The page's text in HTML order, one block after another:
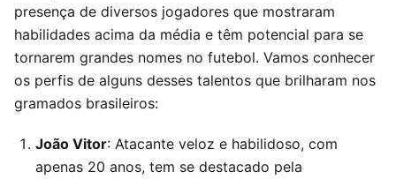
presença de diversos jogadores que mostraram
habilidades acima da média e têm potencial para se
tornarem grandes nomes no futebol. Vamos conhecer
os perfis de alguns desses talentos que brilharam nos
gramados brasileiros:
João Vitor: Atacante veloz e habilidoso, com
apenas 20 anos, tem se destacado pela